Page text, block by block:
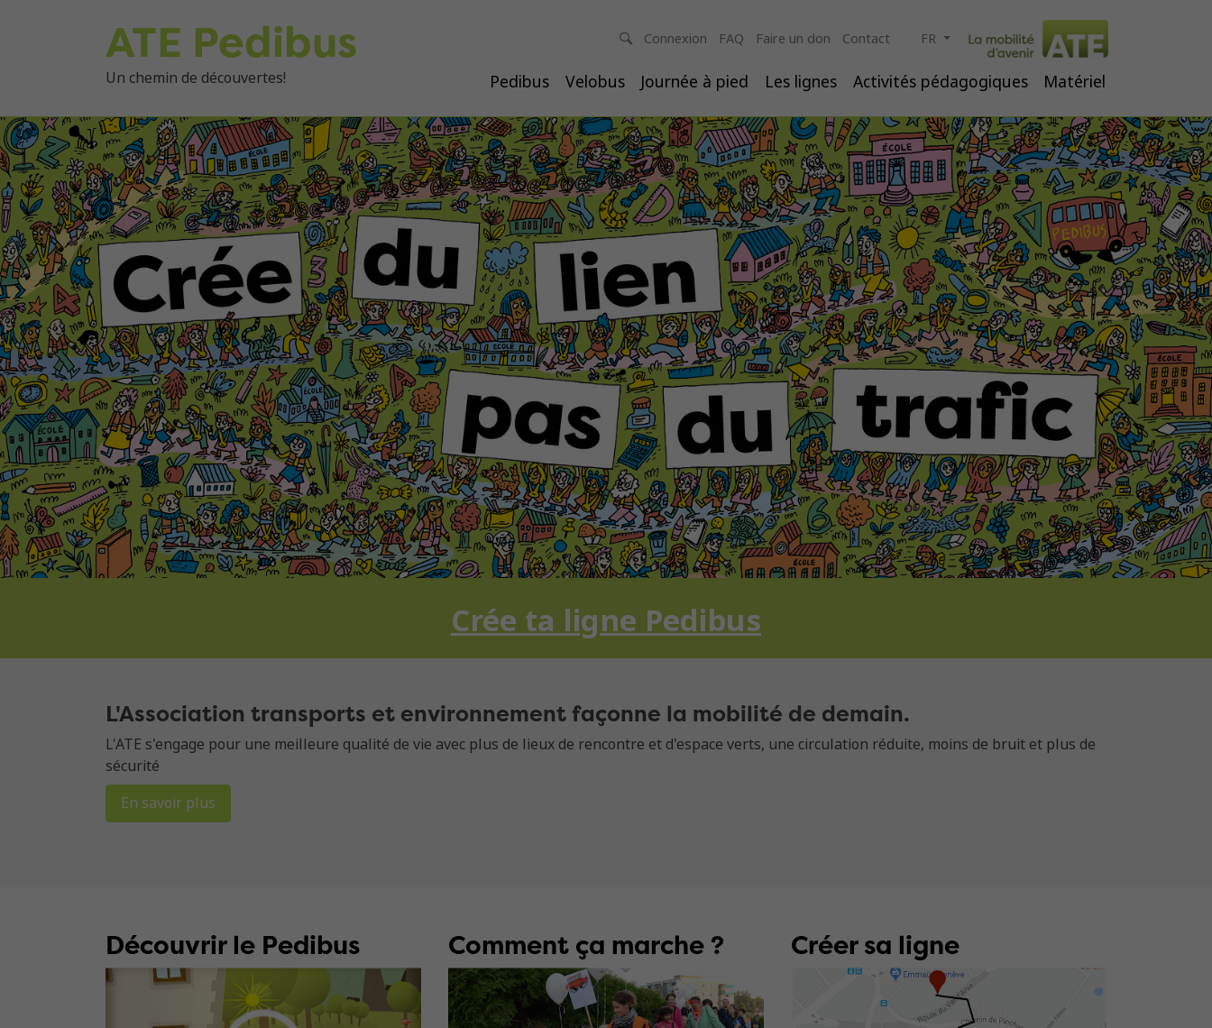
ATE Pedibus
Un chemin de découvertes!
Connexion FAQ Faire un don Contact FR
Pedibus Velobus Journée à pied Les lignes Activités pédagogiques Matériel
Crée ta ligne Pedibus
L'Association transports et environnement façonne la mobilité de demain.
L'ATE s'engage pour une meilleure qualité de vie avec plus de lieux de rencontre et d'espace verts, une circulation réduite, moins de bruit et plus de
sécurité
En savoir plus
Découvrir le Pedibus Comment ça marche ? Créer sa ligne